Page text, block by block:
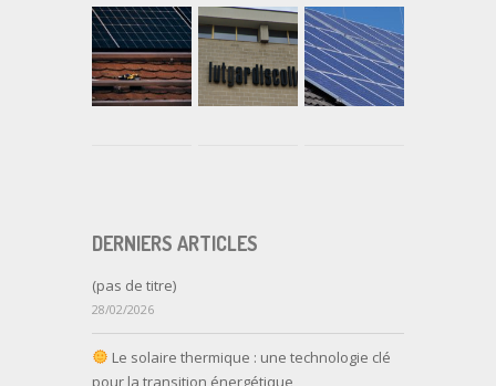
DERNIERS ARTICLES
(pas de titre)
28/02/2026
Le solaire thermique : une technologie clé
pour la transition énergétique